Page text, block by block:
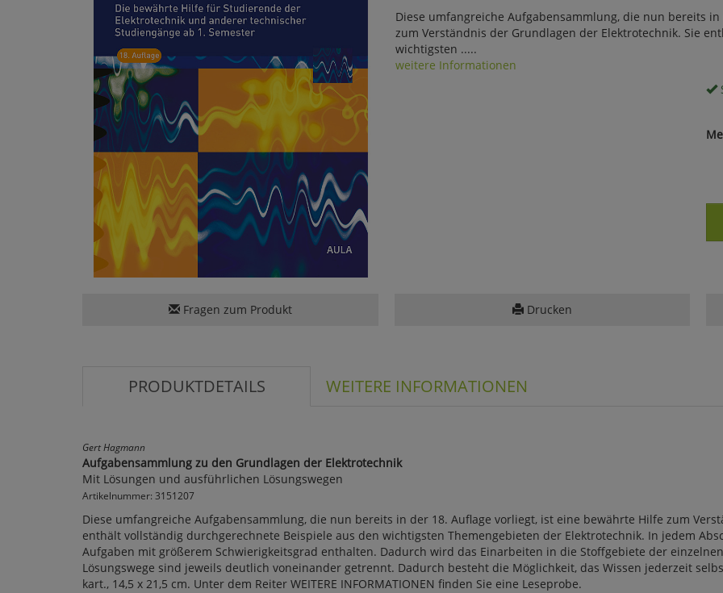
Diese umfangreiche Aufgabensammlung, die nun bereits
zum Verständnis der Grundlagen der Elektrotechnik. Sie
wichtigsten .....
weitere Informationen
Fragen zum Produkt Drucken
PRODUKTDETAILS WEITERE INFORMATIONEN
Gert Hagmann
Aufgabensammlung zu den Grundlagen der Elektrotechnik
Mit Lösungen und ausführlichen Lösungswegen
Artikelnummer: 3151207
Diese umfangreiche Aufgabensammlung, die nun bereits in der 18. Auflage vorliegt, ist eine bewährte Hilfe zum
enthält vollständig durchgerechnete Beispiele aus den wichtigsten Themengebieten der Elektrotechnik. In jedem
Aufgaben mit größerem Schwierigkeitsgrad enthalten. Dadurch wird das Einarbeiten in die Stoffgebiete der
Lösungswege sind jeweils deutlich voneinander getrennt. Dadurch besteht die Möglichkeit, das Wissen jederzeit
kart., 14,5 x 21,5 cm. Unter dem Reiter WEITERE INFORMATIONEN finden Sie eine Leseprobe.